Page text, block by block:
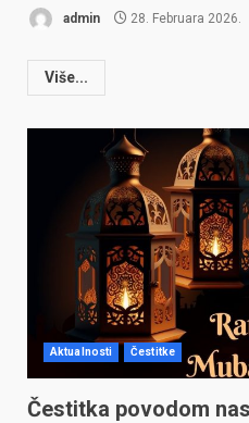
admin 28. Februara 2026.
Više...
Aktualnosti Čestitke
Čestitka povodom